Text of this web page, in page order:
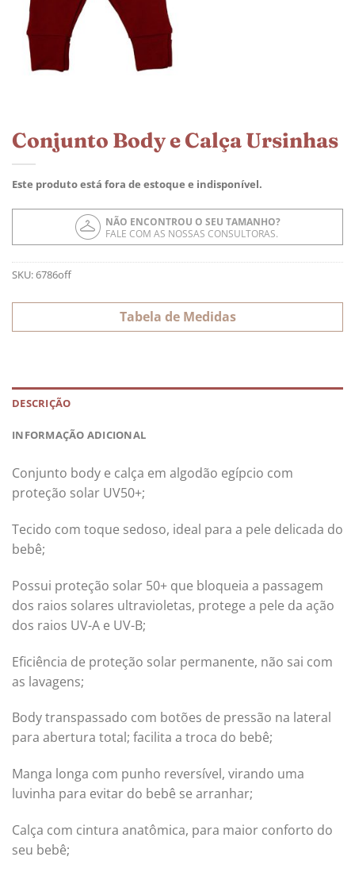
Conjunto Body e Calça Ursinhas
Este produto está fora de estoque e indisponível.
NÃO ENCONTROU O SEU TAMANHO?
FALE COM AS NOSSAS CONSULTORAS.
SKU:6786off
Tabela de Medidas
DESCRIÇÃO
INFORMAÇÃO ADICIONAL
Conjunto body e calça em algodão egípcio com
proteção solar UV50+;
Tecido com toque sedoso, ideal para a pele delicada do
bebê;
Possui proteção solar 50+ que bloqueia a passagem
dos raios solares ultravioletas, protege a pele da ação
dos raios UV-A e UV-B;
Eficiência de proteção solar permanente, não sai com
as lavagens;
Body transpassado com botões de pressão na lateral
para abertura total; facilita a troca do bebê;
Manga longa com punho reversível, virando uma
luvinha para evitar do bebê se arranhar;
Calça com cintura anatômica, para maior conforto do
seu bebê;